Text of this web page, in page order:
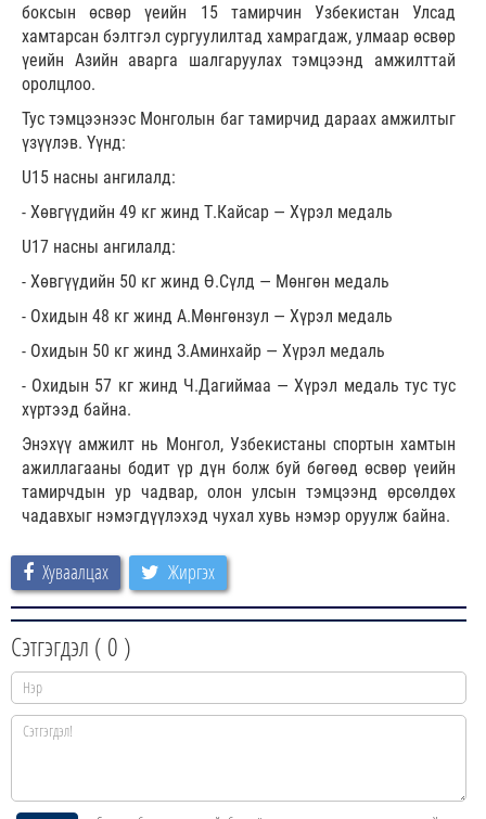
боксын өсвөр үеийн 15 тамирчин Узбекистан Улсад
хамтарсан бэлтгэл сургуулилтад хамрагдаж, улмаар өсвөр
үеийн Азийн аварга шалгаруулах тэмцээнд амжилттай
оролцлоо.
Тус тэмцээнээс Монголын баг тамирчид дараах амжилтыг
үзүүлэв. Үүнд:
U15 насны ангилалд:
- Хөвгүүдийн 49 кг жинд Т.Кайсар — Хүрэл медаль
U17 насны ангилалд:
- Хөвгүүдийн 50 кг жинд Ө.Сүлд — Мөнгөн медаль
- Охидын 48 кг жинд А.Мөнгөнзул — Хүрэл медаль
- Охидын 50 кг жинд З.Аминхайр — Хүрэл медаль
- Охидын 57 кг жинд Ч.Дагиймаа — Хүрэл медаль тус тус
хүртээд байна.
Энэхүү амжилт нь Монгол, Узбекистаны спортын хамтын
ажиллагааны бодит үр дүн болж буй бөгөөд өсвөр үеийн
тамирчдын ур чадвар, олон улсын тэмцээнд өрсөлдөх
чадавхыг нэмэгдүүлэхэд чухал хувь нэмэр оруулж байна.
Хуваалцах Жиргэх
Сэтгэгдэл ( 0 )